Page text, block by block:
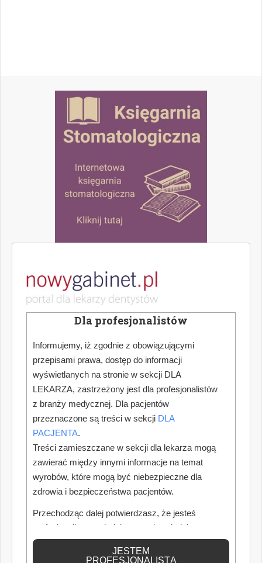
Dla profesjonalistów
Informujemy, iż zgodnie z obowiązującymi
przepisami prawa, dostęp do informacji
wyświetlanych na stronie w sekcji DLA
LEKARZA, zastrzeżony jest dla profesjonalistów
z branży medycznej. Dla pacjentów
przeznaczone są treści w sekcji DLA
PACJENTA.
Treści zamieszczane w sekcji dla lekarza mogą
zawierać między innymi informacje na temat
wyrobów, które mogą być niebezpieczne dla
zdrowia i bezpieczeństwa pacjentów.
Przechodząc dalej potwierdzasz, że jesteś
profesjonalistą posiadającym odpowiednią
wiedzę medyczną.
JESTEM
PROFESJONALISTĄ